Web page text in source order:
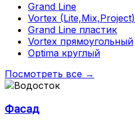
Grand Line
Vortex (Lite,Mix,Project)
Grand Line пластик
Vortex прямоугольный
Optima круглый
Посмотреть все →
Фасад